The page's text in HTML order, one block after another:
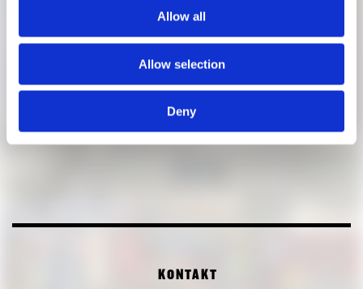
Allow all
Allow selection
Deny
KONTAKT